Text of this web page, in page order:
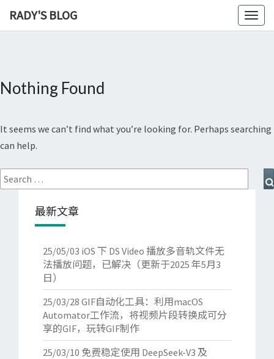
RADY'S BLOG
Nothing
Nothing Found
It seems we can’t find what you’re looking for. Perhaps searching
can help.
Search
for:
最新文章
25/05/03 iOS 下 DS Video 播放多音轨文件无
法播放问题，已解决（更新于2025 年5月3
日）
25/03/28 GIF自动化工具：利用macOS
Automator工作流，将视频片段转换成可分
享的GIF，玩转GIF制作
25/03/10 免费稳定使用 DeepSeek-V3 及